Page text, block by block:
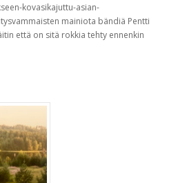
kovasikajuttu-asian-
mainiota bändiä Pentti
että on sitä rokkia tehty ennenkin